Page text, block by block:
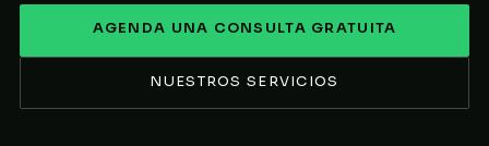
AGENDA UNA CONSULTA GRATUITA
NUESTROS SERVICIOS